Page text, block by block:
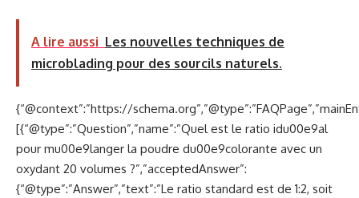
A lire aussi Les nouvelles techniques de
microblading pour des sourcils naturels.
{“@context”:”https://
[{“@type”:”Question”,”name”:”Quel est le ratio idu00e9al
pour mu00e9langer la poudre du00e9colorante avec un
oxydant 20 volumes ?”,”acceptedAnswer”:
{“@type”:”Answer”,”text”:”Le ratio standard est de 1:2, soit